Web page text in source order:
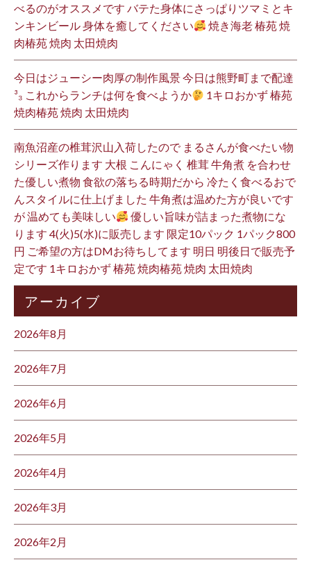
べるのがオススメです バテた身体にさっぱりツマミとキ
ンキンビール 身体を癒してください
焼き海老 椿苑 焼
肉椿苑 焼肉 太田焼肉
今日はジューシー肉厚の制作風景 今日は熊野町まで配達
³₃ これからランチは何を食べようか
1キロおかず 椿苑
焼肉椿苑 焼肉 太田焼肉
南魚沼産の椎茸沢山入荷したので まるさんが食べたい物
シリーズ作ります 大根 こんにゃく 椎茸 牛角煮 を合わせ
た優しい煮物 食欲の落ちる時期だから 冷たく食べるおで
んスタイルに仕上げました 牛角煮は温めた方が良いです
が 温めても美味しい
優しい旨味が詰まった煮物にな
ります 4(火)5(水)に販売します 限定10パック 1パック800
円 ご希望の方はDMお待ちしてます 明日 明後日で販売予
定です 1キロおかず 椿苑 焼肉椿苑 焼肉 太田焼肉
アーカイブ
2026年8月
2026年7月
2026年6月
2026年5月
2026年4月
2026年3月
2026年2月